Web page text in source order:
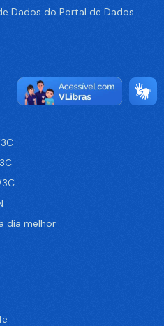
Dados do Portal de Dados
dia melhor